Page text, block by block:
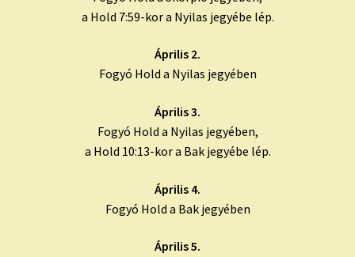
a Hold 7:59-kor a Nyilas jegyébe lép.
Április 2.
Fogyó Hold a Nyilas jegyében
Április 3.
Fogyó Hold a Nyilas jegyében,
a Hold 10:13-kor a Bak jegyébe lép.
Április 4.
Fogyó Hold a Bak jegyében
Április 5.